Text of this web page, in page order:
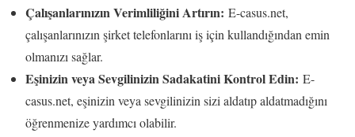
Çalışanlarınızın Verimliliğini Artırın: E-casus.net,
çalışanlarınızın şirket telefonlarını iş için kullandığından emin
olmanızı sağlar.
Eşinizin veya Sevgilinizin Sadakatini Kontrol Edin: E-
casus.net, eşinizin veya sevgilinizin sizi aldatıp aldatmadığını
öğrenmenize yardımcı olabilir.